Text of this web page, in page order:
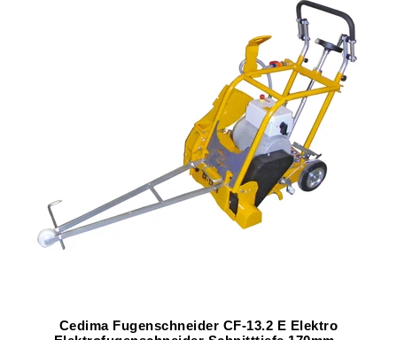
Cedima Fugenschneider CF-13.2 E Elektro